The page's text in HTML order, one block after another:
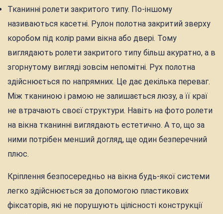
Тканинні ролети закритого типу. По-іншому
називаються касетні. Рулон полотна закритий зверху
коробом під колір рами вікна або двері. Тому
виглядають ролети закритого типу більш акуратно, а в
згорнутому вигляді зовсім непомітні. Рух полотна
здійснюється по напрямних. Це дає декілька переваг.
Між тканиною і рамою не залишається люзу, а її краї
не втрачають своєї структури. Навіть на фото ролети
на вікна тканинні виглядають естетично. А то, що за
ними потрібен менший догляд, ще один безперечний
плюс.
Кріплення безпосередньо на вікна будь-якої системи
легко здійснюється за допомогою пластикових
фіксаторів, які не порушують цілісності конструкції